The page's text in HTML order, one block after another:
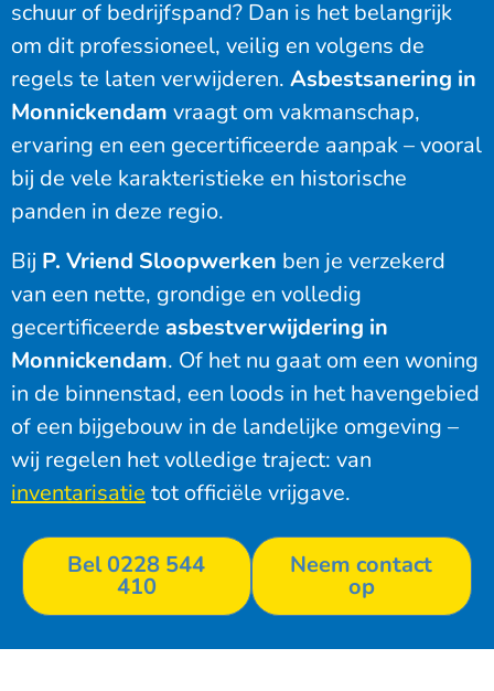
schuur of bedrijfspand? Dan is het belangrijk
om dit professioneel, veilig en volgens de
regels te laten verwijderen. Asbestsanering in
Monnickendam vraagt om vakmanschap,
ervaring en een gecertificeerde aanpak – vooral
bij de vele karakteristieke en historische
panden in deze regio.
Bij P. Vriend Sloopwerken ben je verzekerd
van een nette, grondige en volledig
gecertificeerde asbestverwijdering in
Monnickendam. Of het nu gaat om een woning
in de binnenstad, een loods in het havengebied
of een bijgebouw in de landelijke omgeving –
wij regelen het volledige traject: van
inventarisatie tot officiële vrijgave.
Bel 0228 544
410
Neem contact
op